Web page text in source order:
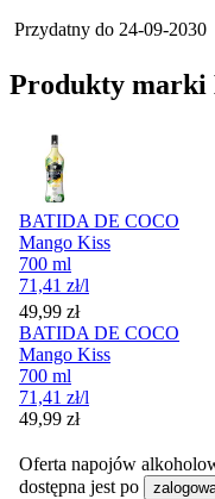
Przydatny do 24-09-2030
Produkty marki
BATIDA DE COCO
Mango Kiss
700 ml
71,41 zł/l
Cena
49,99 zł
BATIDA DE COCO
Mango Kiss
700 ml
71,41 zł/l
Cena
49,99 zł
Oferta napojów
dostępna jest po